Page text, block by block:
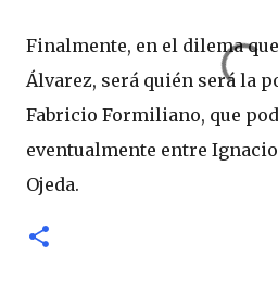
Finalmente, en el dilema
Álvarez, será quién será la
Fabricio Formiliano, que
eventualmente entre
Ojeda.